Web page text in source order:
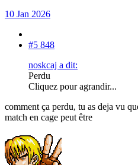
10 Jan 2026
#5 848
noskcaj a dit:
Perdu
Cliquez pour agrandir...
comment ça perdu, tu as deja vu
match en cage peut être